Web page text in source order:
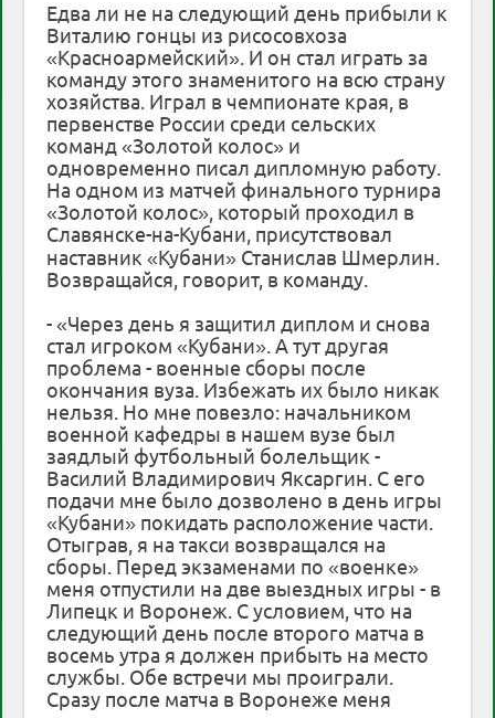
Едва ли не на следующий день прибыли к
Виталию гонцы из рисосовхоза
«Красноармейский». И он стал играть за
команду этого знаменитого на всю страну
хозяйства. Играл в чемпионате края, в
первенстве России среди сельских
команд «Золотой колос» и
одновременно писал дипломную работу.
На одном из матчей финального турнира
«Золотой колос», который проходил в
Славянске-на-Кубани, присутствовал
наставник «Кубани» Станислав Шмерлин.
Возвращайся, говорит, в команду.
- «Через день я защитил диплом и снова
стал игроком «Кубани». А тут другая
проблема - военные сборы после
окончания вуза. Избежать их было никак
нельзя. Но мне повезло: начальником
военной кафедры в нашем вузе был
заядлый футбольный болельщик -
Василий Владимирович Яксаргин. С его
подачи мне было дозволено в день игры
«Кубани» покидать расположение части.
Отыграв, я на такси возвращался на
сборы. Перед экзаменами по «военке»
меня отпустили на две выездных игры - в
Липецк и Воронеж. С условием, что на
следующий день после второго матча в
восемь утра я должен прибыть на место
службы. Обе встречи мы проиграли.
Сразу после матча в Воронеже меня